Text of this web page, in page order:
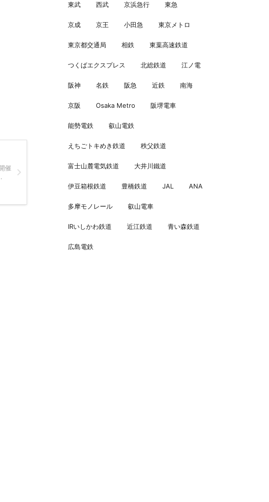
催
東武 西武 京浜急行 東急
京成 京王 小田急 東京メトロ
東京都交通局 相鉄 東葉高速鉄道
つくばエクスプレス 北総鉄道 江ノ電
阪神 名鉄 阪急 近鉄 南海
京阪 Osaka Metro 阪堺電車
能勢電鉄 叡山電鉄
えちごトキめき鉄道 秩父鉄道
富士山麓電気鉄道 大井川鐵道
伊豆箱根鉄道 豊橋鉄道 JAL ANA
多摩モノレール 叡山電車
IRいしかわ鉄道 近江鉄道 青い森鉄道
広島電鉄